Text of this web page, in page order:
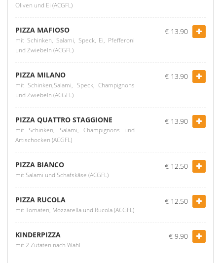
Oliven und Ei (ACGFL)
PIZZA MAFIOSO
mit Schinken, Salami, Speck, Ei, Pfefferoni
und Zwiebeln (ACGFL)
€ 13.90
PIZZA MILANO
mit Schinken,Salami, Speck, Champignons
und Zwiebeln (ACGFL)
€ 13.90
PIZZA QUATTRO STAGGIONE
mit Schinken, Salami, Champignons und
Artischocken (ACGFL)
€ 13.90
PIZZA BIANCO
mit Salami und Schafskäse (ACGFL)
€ 12.50
PIZZA RUCOLA
mit Tomaten, Mozzarella und Rucola (ACGFL)
€ 12.50
KINDERPIZZA
mit 2 Zutaten nach Wahl
€ 9.90